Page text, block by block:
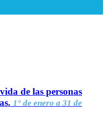
de las personas
1° de enero a 31 de